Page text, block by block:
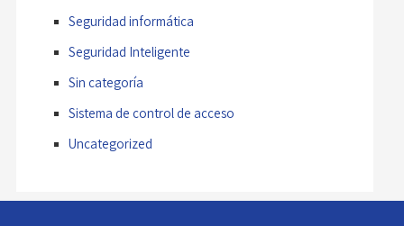
Seguridad informática
Seguridad Inteligente
Sin categoría
Sistema de control de acceso
Uncategorized